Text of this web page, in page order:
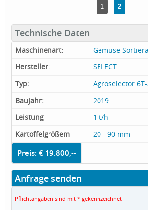
1 2
Technische Daten
Maschinenart:
Gemüse
Hersteller:
SELECT
Typ:
Agroselector 6T-
Baujahr:
2019
Leistung
1 t/h
Kartoffelgrößem
20 - 90 mm
Preis: € 19.800,--
Anfrage senden
Pflichtangaben sind mit * gekennzeichnet